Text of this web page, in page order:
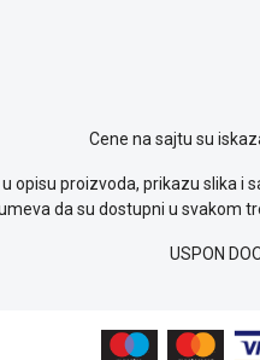
Cene na sajtu su
opisu proizvoda, prikazu slika
da su dostupni u svakom
USPON